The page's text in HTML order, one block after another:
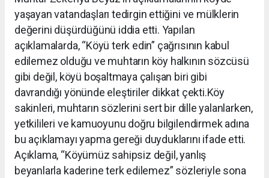
yaşayan vatandaşları tedirgin ettiğini ve mülklerin
değerini düşürdüğünü iddia etti. Yapılan
açıklamalarda, “Köyü terk edin” çağrısının kabul
edilemez olduğu ve muhtarın köy halkının sözcüsü
gibi değil, köyü boşaltmaya çalışan biri gibi
davrandığı yönünde eleştiriler dikkat çekti.Köy
sakinleri, muhtarın sözlerini sert bir dille yalanlarken,
yetkilileri ve kamuoyunu doğru bilgilendirmek adına
bu açıklamayı yapma gereği duyduklarını ifade etti.
Açıklama, “Köyümüz sahipsiz değil, yanlış
beyanlarla kaderine terk edilemez” sözleriyle sona